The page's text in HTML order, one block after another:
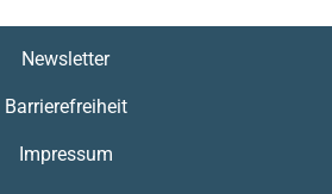
Impressum
Barrierefreiheit
Newsletter